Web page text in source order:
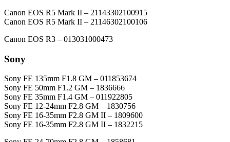
Canon EOS R5 Mark II – 21143302100915
Canon EOS R5 Mark II – 21146302100106
Canon EOS R3 – 013031000473
Sony
Sony FE 135mm F1.8 GM – 011853674
Sony FE 50mm F1.2 GM – 1836666
Sony FE 35mm F1.4 GM – 011922805
Sony FE 12-24mm F2.8 GM – 1830756
Sony FE 16-35mm F2.8 GM II – 1809600
Sony FE 16-35mm F2.8 GM II – 1832215